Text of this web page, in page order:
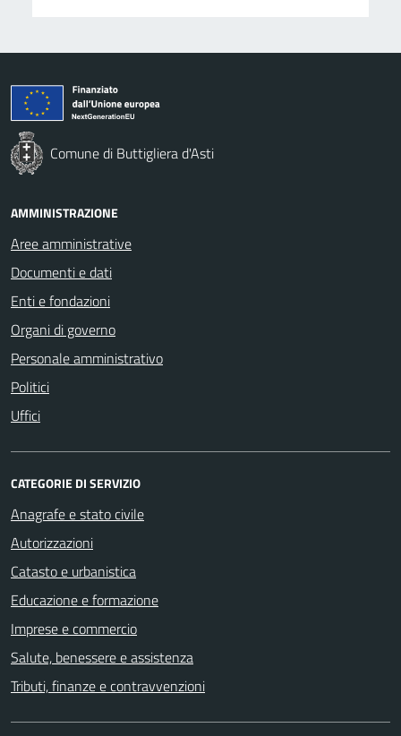
Comune di Buttigliera d'Asti
AMMINISTRAZIONE
Aree amministrative
Documenti e dati
Enti e fondazioni
Organi di governo
Personale amministrativo
Politici
Uffici
CATEGORIE DI SERVIZIO
Anagrafe e stato civile
Autorizzazioni
Catasto e urbanistica
Educazione e formazione
Imprese e commercio
Salute, benessere e assistenza
Tributi, finanze e contravvenzioni